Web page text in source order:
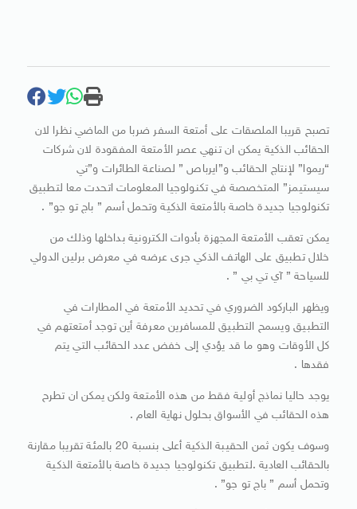
تصبح قريبا الملصقات على أمتعة السفر ضربا من الماضي نظرا لان
الحقائب الذكية يمكن ان تنهي عصر الأمتعة المفقودة لان شركات
“ريموا” لإنتاج الحقائب و”ايرباص ” لصناعة الطائرات و”تي
سيستيمز” المتخصصة في تكنولوجيا المعلومات اتحدت معا لتطبيق
تكنولوجيا جديدة خاصة بالأمتعة الذكية وتحمل أسم ” باج تو جو” .
يمكن تعقب الأمتعة المجهزة بأدوات الكترونية بداخلها وذلك من
خلال تطبيق على الهاتف الذكي جرى عرضه في معرض برلين الدولي
للسياحة ” آي تي بي ” .
ويظهر الباركود الضروري في تحديد الأمتعة في المطارات في
التطبيق ويسمح التطبيق للمسافرين معرفة أين توجد أمتعتهم في
كل الأوقات وهو ما قد يؤدي إلى خفض عدد الحقائب التي يتم
فقدها .
يوجد حاليا نماذج أولية فقط من هذه الأمتعة ولكن يمكن ان تطرح
هذه الحقائب في الأسواق بحلول نهاية العام .
وسوف يكون ثمن الحقيبة الذكية أعلى بنسبة 20 بالمئة تقريبا مقارنة
بالحقائب العادية .لتطبيق تكنولوجيا جديدة خاصة بالأمتعة الذكية
وتحمل أسم ” باج تو جو” .